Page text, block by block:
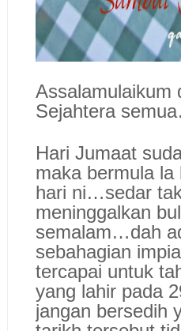
Assalamulaikum
Sejahtera
Hari Jumaat
maka bermula la
hari ni…sedar
meninggalkan
semalam…dah
sebahagian
tercapai untuk
yang lahir pada
jangan bersedih